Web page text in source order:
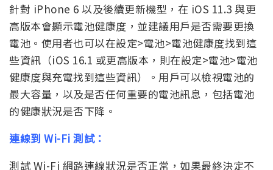
針對 iPhone 6 以及後續更新機型，在 iOS 11.3 與更
高版本會顯示電池健康度，並建議用戶是否需要更換
電池。使用者也可以在設定>電池>電池健康度找到這
些資訊（iOS 16.1 或更高版本，則在設定>電池>電池
健康度與充電找到這些資訊）。用戶可以檢視電池的
最大容量，以及是否任何重要的電池訊息，包括電池
的健康狀況是否下降。
連線到 Wi-Fi 測試：
測試 Wi-Fi 網路連線狀況是否正常，如果最終決定不